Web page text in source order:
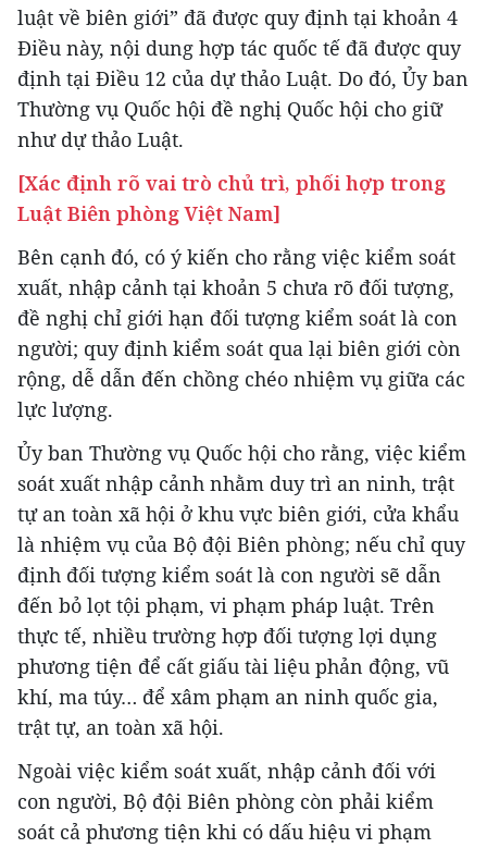
luật về biên giới” đã được quy định tại khoản 4
Điều này, nội dung hợp tác quốc tế đã được quy
định tại Điều 12 của dự thảo Luật. Do đó, Ủy ban
Thường vụ Quốc hội đề nghị Quốc hội cho giữ
như dự thảo Luật.
[Xác định rõ vai trò chủ trì, phối hợp trong
Luật Biên phòng Việt Nam]
Bên cạnh đó, có ý kiến cho rằng việc kiểm soát
xuất, nhập cảnh tại khoản 5 chưa rõ đối tượng,
đề nghị chỉ giới hạn đối tượng kiểm soát là con
người; quy định kiểm soát qua lại biên giới còn
rộng, dễ dẫn đến chồng chéo nhiệm vụ giữa các
lực lượng.
Ủy ban Thường vụ Quốc hội cho rằng, việc kiểm
soát xuất nhập cảnh nhằm duy trì an ninh, trật
tự an toàn xã hội ở khu vực biên giới, cửa khẩu
là nhiệm vụ của Bộ đội Biên phòng; nếu chỉ quy
định đối tượng kiểm soát là con người sẽ dẫn
đến bỏ lọt tội phạm, vi phạm pháp luật. Trên
thực tế, nhiều trường hợp đối tượng lợi dụng
phương tiện để cất giấu tài liệu phản động, vũ
khí, ma túy… để xâm phạm an ninh quốc gia,
trật tự, an toàn xã hội.
Ngoài việc kiểm soát xuất, nhập cảnh đối với
con người, Bộ đội Biên phòng còn phải kiểm
soát cả phương tiện khi có dấu hiệu vi phạm